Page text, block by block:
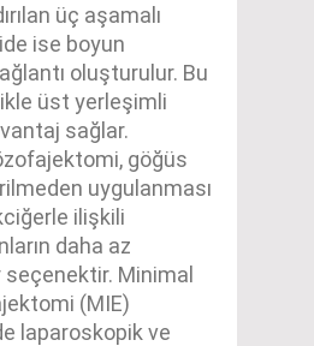
üç aşamalı
ise boyun
oluşturulur. Bu
üst yerleşimli
sağlar.
göğüs
uygulanması
ilişkili
daha az
Minimal
(MIE)
laparoskopik ve